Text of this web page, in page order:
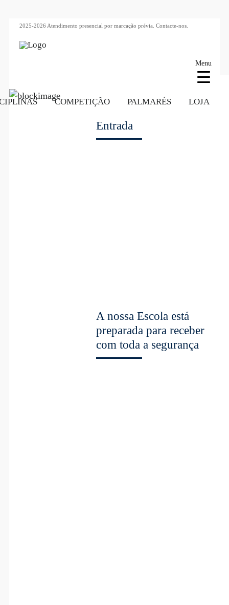
2025-2026 Atendimento presencial por marcação prévia. Contacte-nos.
COMPETIÇÃO PALMARÉS LOJA
Entrada
A nossa Escola está
preparada para receber
com toda a segurança
Menu